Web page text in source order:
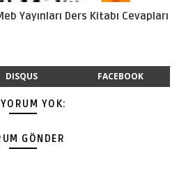
Yayınları Ders Kitabı Cevapları
DISQUS FACEBOOK
YOK:
GÖNDER